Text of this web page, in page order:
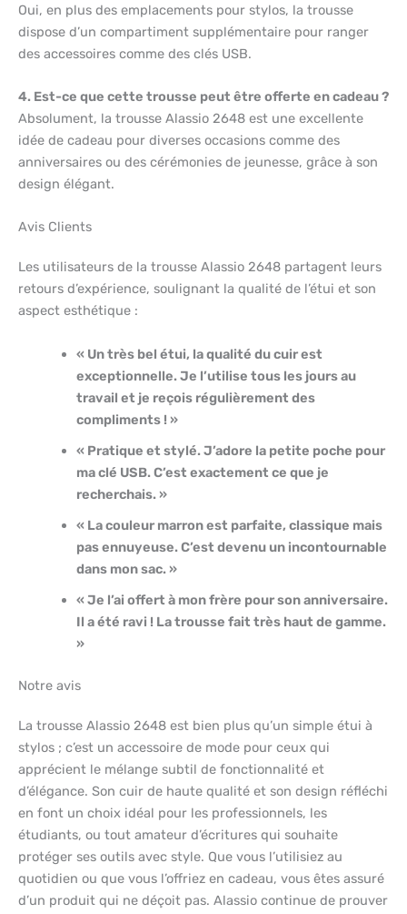
Oui, en plus des emplacements pour stylos, la trousse
dispose d’un compartiment supplémentaire pour ranger
des accessoires comme des clés USB.
4. Est-ce que cette trousse peut être offerte en cadeau ?
Absolument, la trousse Alassio 2648 est une excellente
idée de cadeau pour diverses occasions comme des
anniversaires ou des cérémonies de jeunesse, grâce à son
design élégant.
Avis Clients
Les utilisateurs de la trousse Alassio 2648 partagent leurs
retours d’expérience, soulignant la qualité de l’étui et son
aspect esthétique :
« Un très bel étui, la qualité du cuir est
exceptionnelle. Je l’utilise tous les jours au
travail et je reçois régulièrement des
compliments ! »
« Pratique et stylé. J’adore la petite poche pour
ma clé USB. C’est exactement ce que je
recherchais. »
« La couleur marron est parfaite, classique mais
pas ennuyeuse. C’est devenu un incontournable
dans mon sac. »
« Je l’ai offert à mon frère pour son anniversaire.
Il a été ravi ! La trousse fait très haut de gamme.
»
Notre avis
La trousse Alassio 2648 est bien plus qu’un simple étui à
stylos ; c’est un accessoire de mode pour ceux qui
apprécient le mélange subtil de fonctionnalité et
d’élégance. Son cuir de haute qualité et son design réfléchi
en font un choix idéal pour les professionnels, les
étudiants, ou tout amateur d’écritures qui souhaite
protéger ses outils avec style. Que vous l’utilisiez au
quotidien ou que vous l’offriez en cadeau, vous êtes assuré
d’un produit qui ne déçoit pas. Alassio continue de prouver